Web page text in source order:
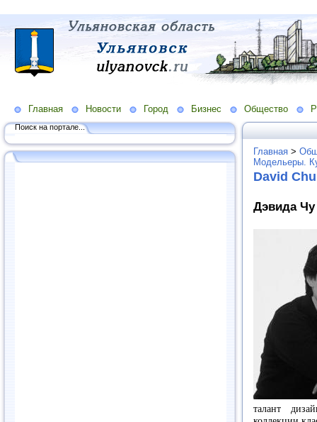
Главная Новости Город Бизнес Общество
Поиск на портале...
Главная >
Модельеры.
David Chu
Дэвида Чу
талант